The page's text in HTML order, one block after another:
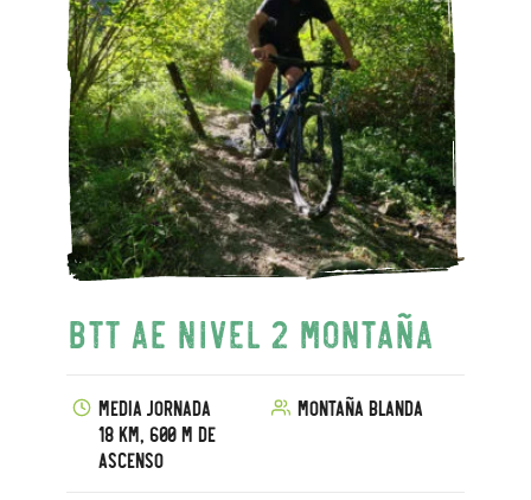
BTT AE Nivel 2 Montaña
Media jornada
18 km, 600 m de
ascenso
Montaña blanda